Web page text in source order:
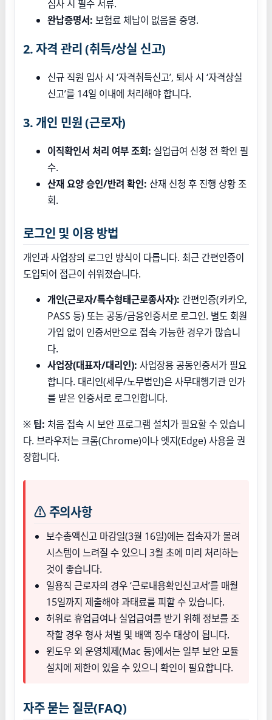
심사 시 필수 서류.
완납증명서: 보험료 체납이 없음을 증명.
2. 자격 관리 (취득/상실 신고)
신규 직원 입사 시 ‘자격취득신고’, 퇴사 시 ‘자격상실
신고’를 14일 이내에 처리해야 합니다.
3. 개인 민원 (근로자)
이직확인서 처리 여부 조회: 실업급여 신청 전 확인 필
수.
산재 요양 승인/반려 확인: 산재 신청 후 진행 상황 조
회.
로그인 및 이용 방법
개인과 사업장의 로그인 방식이 다릅니다. 최근 간편인증이
도입되어 접근이 쉬워졌습니다.
개인(근로자/특수형태근로종사자): 간편인증(카카오,
PASS 등) 또는 공동/금융인증서로 로그인. 별도 회원
가입 없이 인증서만으로 접속 가능한 경우가 많습니
다.
사업장(대표자/대리인): 사업장용 공동인증서가 필요
합니다. 대리인(세무/노무법인)은 사무대행기관 인가
를 받은 인증서로 로그인합니다.
※ 팁: 처음 접속 시 보안 프로그램 설치가 필요할 수 있습니
다. 브라우저는 크롬(Chrome)이나 엣지(Edge) 사용을 권
장합니다.
⚠ 주의사항
보수총액신고 마감일(3월 16일)에는 접속자가 몰려
시스템이 느려질 수 있으니 3월 초에 미리 처리하는
것이 좋습니다.
일용직 근로자의 경우 ‘근로내용확인신고서’를 매월
15일까지 제출해야 과태료를 피할 수 있습니다.
허위로 휴업급여나 실업급여를 받기 위해 정보를 조
작할 경우 형사 처벌 및 배액 징수 대상이 됩니다.
윈도우 외 운영체제(Mac 등)에서는 일부 보안 모듈
설치에 제한이 있을 수 있으니 확인이 필요합니다.
자주 묻는 질문(FAQ)